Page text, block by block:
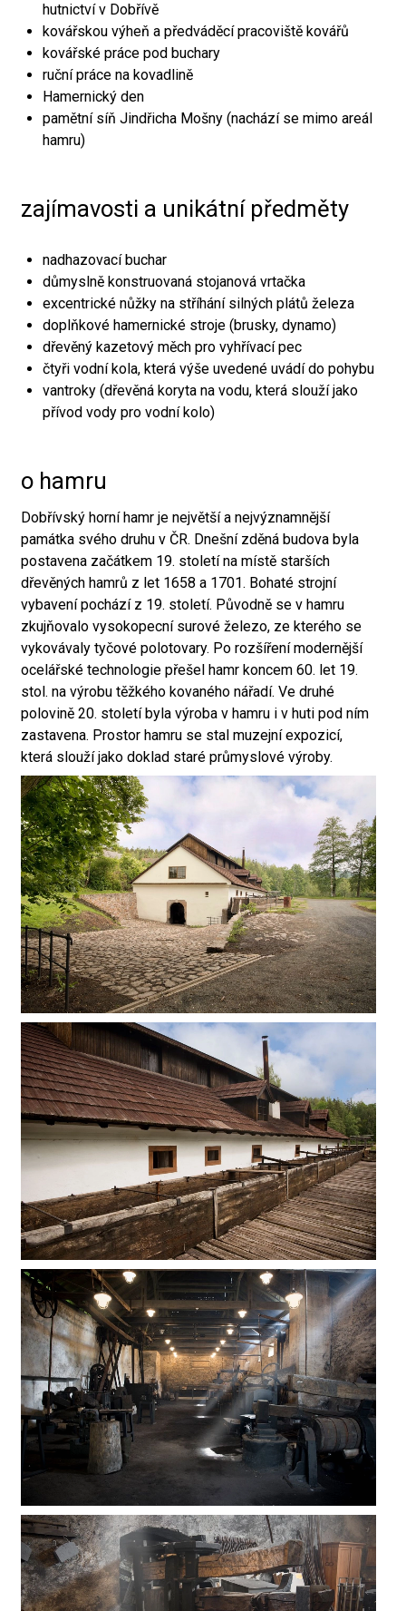
hutnictví v Dobřívě
kovářskou výheň a předváděcí pracoviště kovářů
kovářské práce pod buchary
ruční práce na kovadlině
Hamernický den
pamětní síň Jindřicha Mošny (nachází se mimo areál
hamru)
zajímavosti a unikátní předměty
nadhazovací buchar
důmyslně konstruovaná stojanová vrtačka
excentrické nůžky na stříhání silných plátů železa
doplňkové hamernické stroje (brusky, dynamo)
dřevěný kazetový měch pro vyhřívací pec
čtyři vodní kola, která výše uvedené uvádí do pohybu
vantroky (dřevěná koryta na vodu, která slouží jako
přívod vody pro vodní kolo)
o hamru
Dobřívský horní hamr je největší a nejvýznamnější
památka svého druhu v ČR. Dnešní zděná budova byla
postavena začátkem 19. století na místě starších
dřevěných hamrů z let 1658 a 1701. Bohaté strojní
vybavení pochází z 19. století. Původně se v hamru
zkujňovalo vysokopecní surové železo, ze kterého se
vykovávaly tyčové polotovary. Po rozšíření modernější
ocelářské technologie přešel hamr koncem 60. let 19.
stol. na výrobu těžkého kovaného nářadí. Ve druhé
polovině 20. století byla výroba v hamru i v huti pod ním
zastavena. Prostor hamru se stal muzejní expozicí,
která slouží jako doklad staré průmyslové výroby.